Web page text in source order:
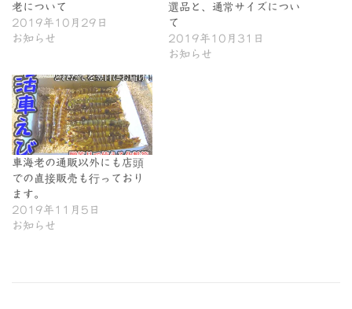
老について
2019年10月29日
お知らせ
選品と、通常サイズについ
て
2019年10月31日
お知らせ
車海老の通販以外にも店頭
での直接販売も行っており
ます。
2019年11月5日
お知らせ